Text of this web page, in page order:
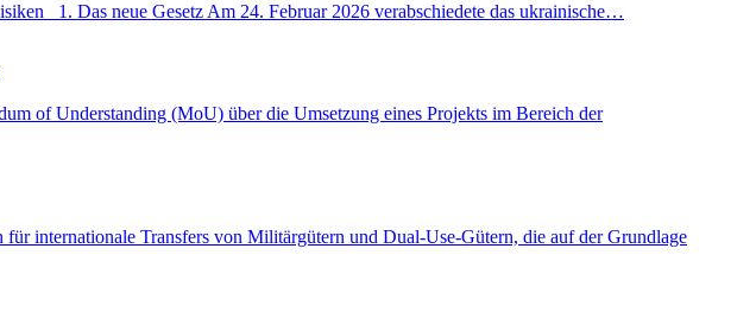
1. Das neue Gesetz Am 24. Februar 2026 verabschiedete das ukrainische…
of Understanding (MoU) über die Umsetzung eines Projekts im Bereich der
internationale Transfers von Militärgütern und Dual-Use-Gütern, die auf der Grundlage